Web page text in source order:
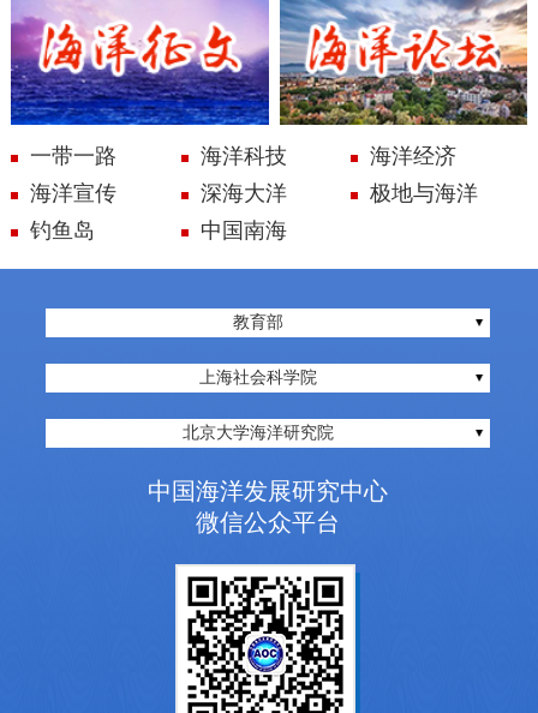
海洋论丛 海洋论坛
一带一路 海洋科技
海洋经济
海洋宣传
深海大洋
极地与海洋
钓鱼岛
中国南海
教育部
上海社会科学院
北京大学海洋研究院
中国海洋发展研究中心
微信公众平台